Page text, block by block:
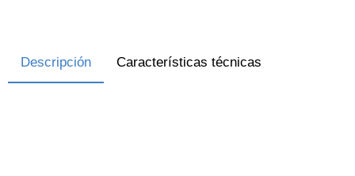
Descripción Características técnicas